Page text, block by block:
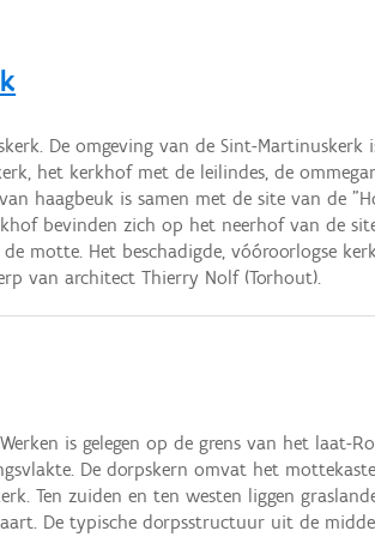
De omgeving van de Sint-Martinuskerk
het kerkhof met de leilindes, de
haagbeuk is samen met de site van de
bevinden zich op het neerhof van de
motte. Het beschadigde, vóóroorlogse
van architect Thierry Nolf (Torhout).
is gelegen op de grens van het laat-
De dorpskern omvat het
Ten zuiden en ten westen liggen
De typische dorpsstructuur uit de